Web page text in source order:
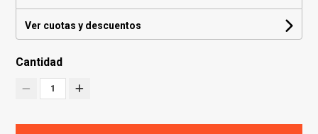
Ver cuotas y descuentos
Cantidad
1